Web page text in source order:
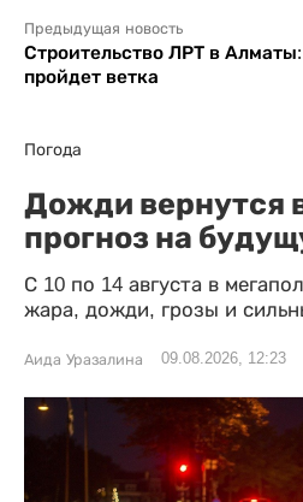
Предыдущая новость
Строительство ЛРТ в
пройдет ветка
Погода
Дожди вернутся
прогноз на
С 10 по 14 августа в
жара, дожди, грозы и
Аида Уразалина 09.08.2026, 12:23